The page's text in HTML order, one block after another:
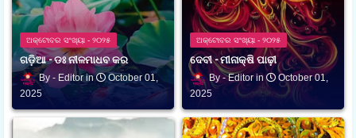
ଅକ୍ଟୋବର ସଂଖ୍ୟା - ୨୦୨୫
ଗଡ଼ିଆ - ଡଃ ନୀଳମାଧବ କର
Editor
October 01,
2025
ଅକ୍ଟୋବର ସଂଖ୍ୟା - ୨୦୨୫
ଦେବୀ - ମୀନାକ୍ଷି ପାଢ଼ୀ
Editor
October 01,
2025